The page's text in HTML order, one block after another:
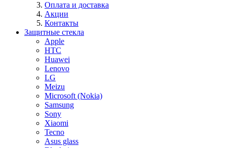
Оплата и доставка
Акции
Контакты
Защитные стекла
Apple
HTC
Huawei
Lenovo
LG
Meizu
Microsoft (Nokia)
Samsung
Sony
Xiaomi
Tecno
Asus glass